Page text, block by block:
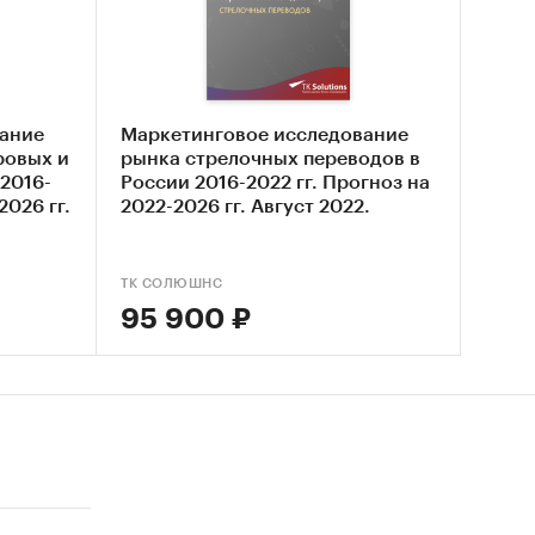
на
и
гг.
Маркетинговое исследование
рынка стрелочных переводов в
России 2016-2022 гг. Прогноз на
2022-2026 гг. Август 2022.
ТК СОЛЮШНС
95 900 ₽